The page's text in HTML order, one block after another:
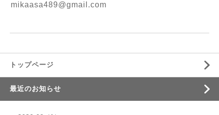
mikaasa489@gmail.com
トップページ
最近のお知らせ